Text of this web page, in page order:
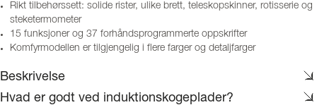
Rikt tilbehørssett: solide rister, ulike brett, teleskopskinner, rotisserie og
steketermometer
15 funksjoner og 37 forhåndsprogrammerte oppskrifter
Komfyrmodellen er tilgjengelig i flere farger og detaljfarger
Beskrivelse
Hvad er godt ved induktionskogeplader?